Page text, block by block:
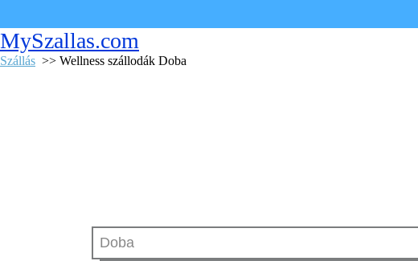
MySzallas.com
Szállás >> Wellness szállodák Doba